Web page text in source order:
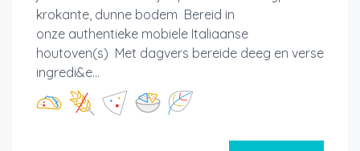
krokante, dunne bodem Bereid in
onze authentieke mobiele Italiaanse
houtoven(s) Met dagvers bereide deeg en verse
ingredi&e...